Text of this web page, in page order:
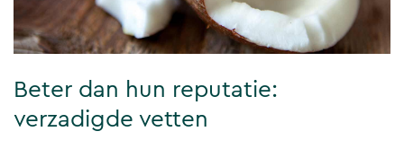
Beter dan hun reputatie:
verzadigde vetten